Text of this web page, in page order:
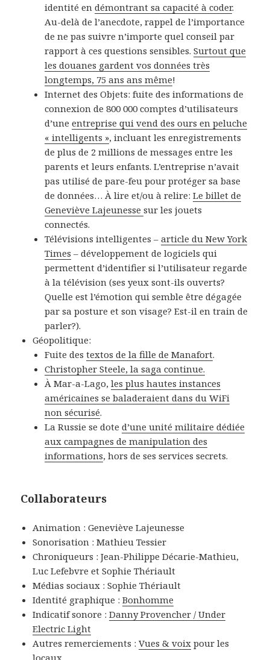
identité endémontrant sa capacité à coder.
Au-delà de l’anecdote, rappel de l’importance
de ne pas suivre n’importe quel conseil par
rapport à ces questions sensibles.Surtout que
les douanes gardent vos données très
longtemps, 75 ans ans même!
Internet des Objets: fuite des informations de
connexion de 800 000 comptes d’utilisateurs
d’uneentreprise qui vend des ours en peluche
« intelligents », incluant les enregistrements
de plus de 2 millions de messages entre les
parents et leurs enfants. L’entreprise n’avait
pas utilisé de pare-feu pour protéger sa base
de données… À lire et/ou à relire:Le billet de
Geneviève Lajeunessesur les jouets
connectés.
Télévisions intelligentes –article du New York
Times – développement de logiciels qui
permettent d’identifier si l’utilisateur regarde
à la télévision (ses yeux sont-ils ouverts?
Quelle est l’émotion qui semble être dégagée
par sa posture et son visage? Est-il en train de
parler?).
Géopolitique:
Fuite destextos de la fille de Manafort.
Christopher Steele, la saga continue.
À Mar-a-Lago,les plus hautes instances
américaines se baladeraient dans du WiFi
non sécurisé.
La Russie se doted’une unité militaire dédiée
aux campagnes de manipulation des
informations, hors de ses services secrets.
Collaborateurs
Animation : Geneviève Lajeunesse
Sonorisation : Mathieu Tessier
Chroniqueurs : Jean-Philippe Décarie-Mathieu,
Luc Lefebvre et Sophie Thériault
Médias sociaux : Sophie Thériault
Identité graphique :Bonhomme
Indicatif sonore :Danny Provencher / Under
Electric Light
Autres remerciements :Vues & voix pour les
locaux